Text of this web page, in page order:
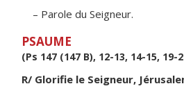
– Parole du Seigneur.
PSAUME
(Ps 147 (147 B), 12-13, 14-15, 19-
R/ Glorifie le Seigneur,